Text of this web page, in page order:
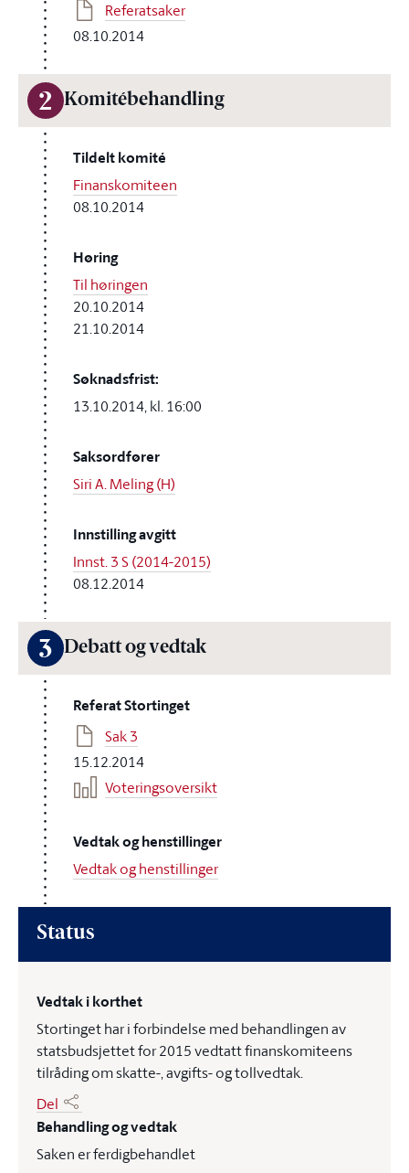
Referatsaker
08.10.2014
2 Komitébehandling
Tildelt komité
Finanskomiteen
08.10.2014
Høring
Til høringen
20.10.2014
21.10.2014
Søknadsfrist:
13.10.2014, kl. 16:00
Saksordfører
Siri A. Meling (H)
Innstilling avgitt
Innst. 3 S (2014-2015)
08.12.2014
3 Debatt og vedtak
Referat Stortinget
Sak 3
15.12.2014
Voteringsoversikt
Vedtak og henstillinger
Vedtak og henstillinger
Status
Vedtak i korthet
Stortinget har i forbindelse med behandlingen av
statsbudsjettet for 2015 vedtatt finanskomiteens
tilråding om skatte-, avgifts- og tollvedtak.
Del
Behandling og vedtak
Saken er ferdigbehandlet